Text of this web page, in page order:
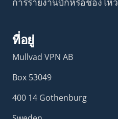
ที่อยู่
Mullvad VPN AB
Box 53049
400 14 Gothenburg